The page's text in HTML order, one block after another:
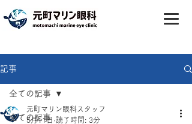
記事
全ての記事
全ての記事
元町マリン眼科スタッフ
5月11日 読了時間: 3分